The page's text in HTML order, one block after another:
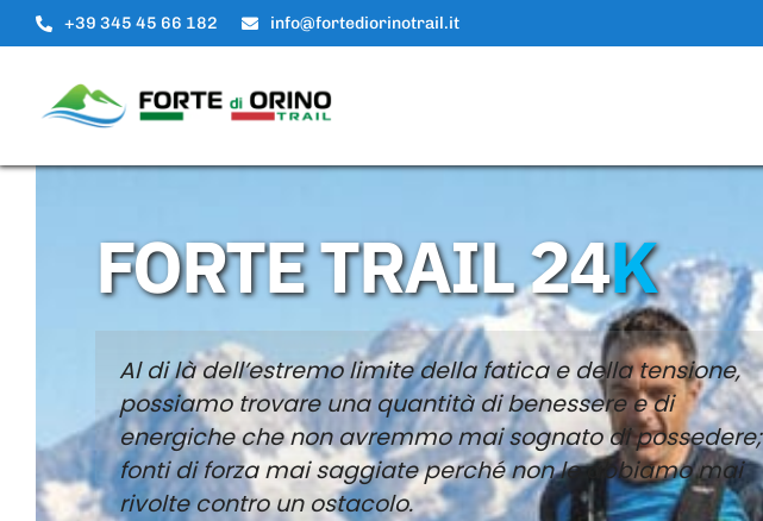
Salta
al
contenuto
+39 345 45 66 182 info@fortediorinotrail.it
FORTE TRAIL 24K
Al di là dell’estremo limite della fatica e della tensione,
possiamo trovare una quantità di benessere e di
energiche che non avremmo mai sognato di possedere;
fonti di forza mai saggiate perché non le abbiamo mai
rivolte contro un ostacolo.